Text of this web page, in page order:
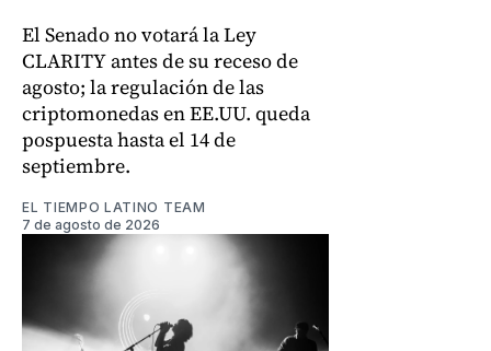
El Senado no votará la Ley
CLARITY antes de su receso de
agosto; la regulación de las
criptomonedas en EE.UU. queda
pospuesta hasta el 14 de
septiembre.
EL TIEMPO LATINO TEAM
7 de agosto de 2026